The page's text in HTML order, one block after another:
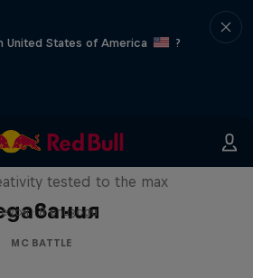
United States of America
?
Bull Mic Flex
tested to the max
· 8 епизоди
MC BATTLE